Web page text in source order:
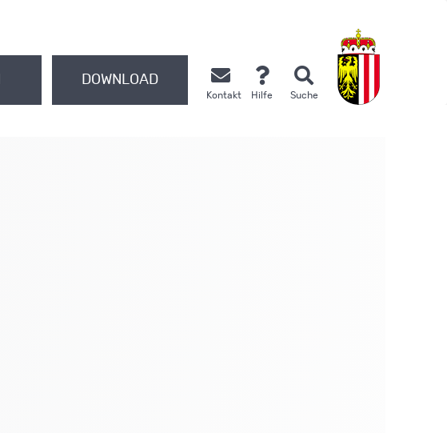
DOWNLOAD
Kontakt Hilfe Suche